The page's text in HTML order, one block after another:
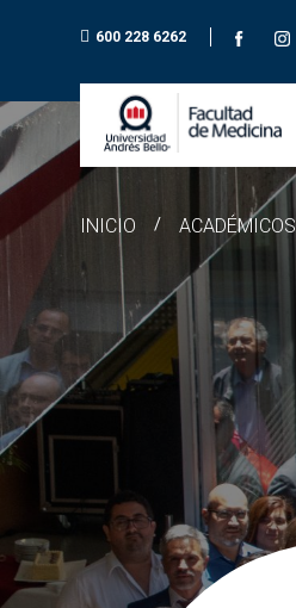
600 228 6262
INICIO / ACADÉMICOS